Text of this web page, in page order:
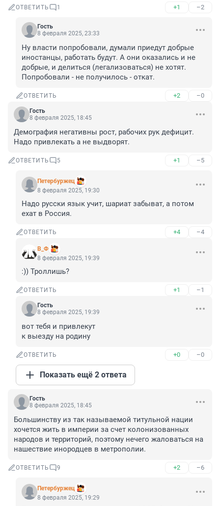
ОТВЕТИТЬ 1 +1 –2
Гость
8 февраля 2025, 23:33
Ну власти попробовали, думали приедут добрые
иностанцы, работать будут. А они оказались и не
добрые, и делиться (легализоваться) не хотят.
Попробовали - не получилось - откат.
ОТВЕТИТЬ +2 –0
Гость
8 февраля 2025, 18:45
Демография негативны рост, рабочих рук дефицит.
Надо привлекать а не выдворят.
ОТВЕТИТЬ 5 +1 –5
Пeтербуржец
8 февраля 2025, 19:30
Надо русски язык учит, шариат забыват, а потом
ехат в Россия.
ОТВЕТИТЬ +4 –4
В_Ф
8 февраля 2025, 19:39
:)) Троллишь?
ОТВЕТИТЬ +1 –1
Гость
8 февраля 2025, 19:39
вот тебя и привлекут
к выезду на родину
ОТВЕТИТЬ +0 –0
Показать ещё 2 ответа
Гость
8 февраля 2025, 18:45
Большинству из так называемой титульной нации
хочется жить в империи за счет колонизованных
народов и территорий, поэтому нечего жаловаться на
нашествие инородцев в метрополии.
ОТВЕТИТЬ 9 +2 –6
Пeтербуржец
8 февраля 2025, 19:29